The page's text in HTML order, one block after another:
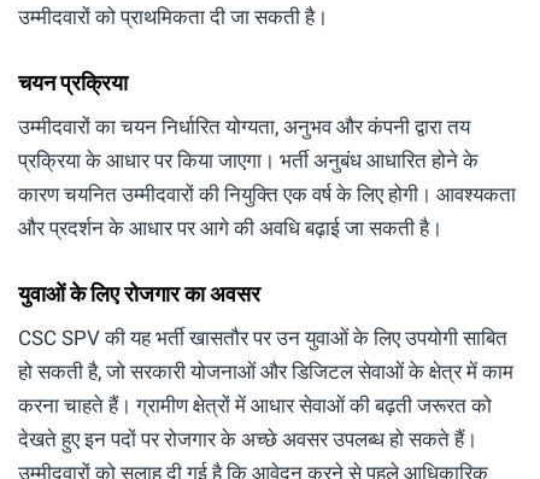
उम्मीदवारों को प्राथमिकता दी जा सकती है।
चयन प्रक्रिया
उम्मीदवारों का चयन निर्धारित योग्यता, अनुभव और कंपनी द्वारा तय
प्रक्रिया के आधार पर किया जाएगा। भर्ती अनुबंध आधारित होने के
कारण चयनित उम्मीदवारों की नियुक्ति एक वर्ष के लिए होगी। आवश्यकता
और प्रदर्शन के आधार पर आगे की अवधि बढ़ाई जा सकती है।
युवाओं के लिए रोजगार का अवसर
CSC SPV की यह भर्ती खासतौर पर उन युवाओं के लिए उपयोगी साबित
हो सकती है, जो सरकारी योजनाओं और डिजिटल सेवाओं के क्षेत्र में काम
करना चाहते हैं। ग्रामीण क्षेत्रों में आधार सेवाओं की बढ़ती जरूरत को
देखते हुए इन पदों पर रोजगार के अच्छे अवसर उपलब्ध हो सकते हैं।
उम्मीदवारों को सलाह दी गई है कि आवेदन करने से पहले आधिकारिक